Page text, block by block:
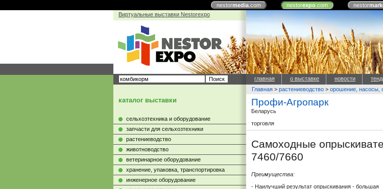
nestormedia.com nestorexpo.com nestor
Виртуальные выставки Nestorexpo
главная о выставке новости
каталог выставки
сельхозтехника и оборудование
запчасти для сельхозтехники
растениеводство
животноводство
ветеринарное оборудование
хранение, упаковка, транспортировка
инженерное оборудование
Главная > растениеводство > орошение, насосы,
Профи-Агропарк
Беларусь
торговля
Самоходные
7460/7660
Преимущества:
- Наилучший результат опрыскивания - большая